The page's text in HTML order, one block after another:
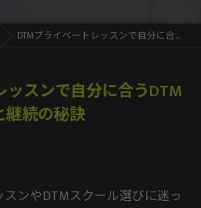
DTMプライベートレッスンで自分に合うDTMスクールの選び方と継続の秘訣
スンで自分に合うDTM
継続の秘訣
ンやDTMスクール選びに迷っ